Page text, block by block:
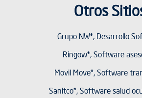
Otros
Grupo NW®, Desarrollo
Ringow®, Software
Movil Move®, Software
Sanitco®, Software salud